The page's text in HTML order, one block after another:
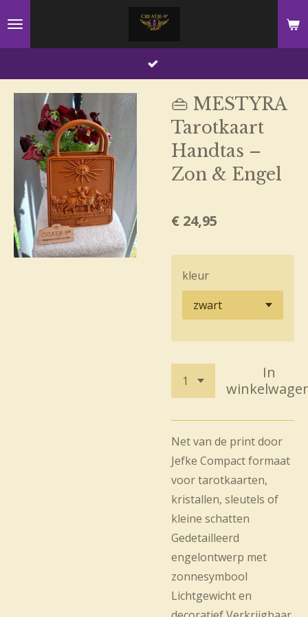
hoofdinhoud
👜 MESTYRA
Tarotkaart
Handtas –
Zon & Engel
€ 24,95
kleur
In
Net van de print door
Jefke Compact formaat
voor tarotkaarten,
kristallen, sleutels of
kleine schatten
Gedetailleerd
engelontwerp met
zonnesymbool
Lichtgewicht en